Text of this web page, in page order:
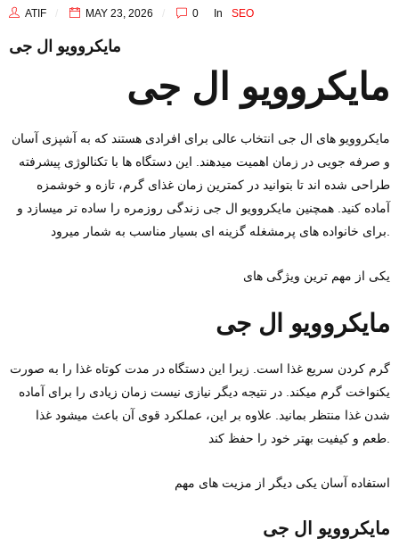
ATIF MAY 23, 2026 0 In SEO
مایکروویو ال جی
مایکروویو ال جی
مایکروویو ‌های ال جی انتخاب عالی برای افرادی هستند که به آشپزی آسان
و صرفه ‌جویی در زمان اهمیت میدهند. این دستگاه‌ ها با تکنالوژی پیشرفته
طراحی شده ‌اند تا بتوانید در کمترین زمان غذای گرم، تازه و خوشمزه
آماده کنید. همچنین مایکروویو ال جی زندگی روزمره را ساده ‌تر میسازد و
یکی از مهم ‌ترین ویژگی ‌های
مایکروویو ال جی
گرم ‌کردن سریع غذا است. زیرا این دستگاه در مدت کوتاه غذا را به‌ صورت
یکنواخت گرم میکند. در نتیجه دیگر نیازی نیست زمان زیادی را برای آماده
شدن غذا منتظر بمانید. علاوه بر این، عملکرد قوی آن باعث میشود غذا
استفاده آسان یکی دیگر از مزیت ‌های مهم
مایکروویو ال جی